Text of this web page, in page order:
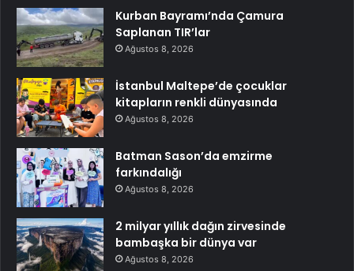
Kurban Bayramı’nda Çamura
Saplanan TIR’lar
Ağustos 8, 2026
İstanbul Maltepe’de çocuklar
kitapların renkli dünyasında
Ağustos 8, 2026
Batman Sason’da emzirme
farkındalığı
Ağustos 8, 2026
2 milyar yıllık dağın zirvesinde
bambaşka bir dünya var
Ağustos 8, 2026